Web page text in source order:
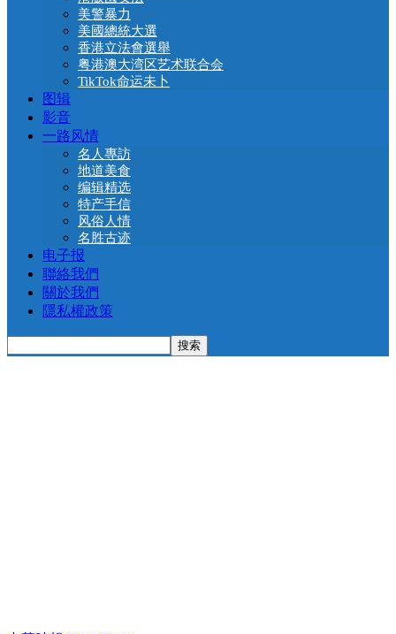
美警暴力
美國總統大選
香港立法會選舉
粤港澳大湾区艺术联合会
TikTok命运未卜
图辑
影音
一路风情
名人專訪
地道美食
编辑精选
特产手信
风俗人情
名胜古迹
电子报
聯絡我們
關於我們
隱私權政策